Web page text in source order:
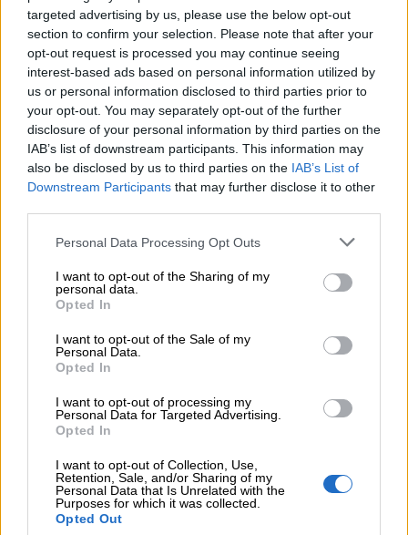
targeted advertising by us, please use the below opt-out
section to confirm your selection. Please note that after your
opt-out request is processed you may continue seeing
interest-based ads based on personal information utilized by
us or personal information disclosed to third parties prior to
your opt-out. You may separately opt-out of the further
disclosure of your personal information by third parties on the
IAB’s list of downstream participants. This information may
also be disclosed by us to third parties on the IAB’s List of
Downstream Participants that may further disclose it to other
Personal Data Processing Opt Outs
I want to opt-out of the Sharing of my
personal data.
Opted In
I want to opt-out of the Sale of my
Personal Data.
Opted In
I want to opt-out of processing my
Personal Data for Targeted Advertising.
Opted In
I want to opt-out of Collection, Use,
Retention, Sale, and/or Sharing of my
Personal Data that Is Unrelated with the
Purposes for which it was collected.
Opted Out
05.08.2026 - 09:20
Καλοκαιρινό ταξίδι: Οι 8 συμβουλές που αξίζει να δώσει κάθε
ασφαλιστής στους πελάτες του
05.08.2026 - 08:51
Το εκλογικό «καμπανάκι» της Goldman Sachs, η ισχυρή
πιστωτική επέκταση των ελληνικών τραπεζών, το «πάρτι»
στις αγορές, οι «κρυμμένες» αξίες της ΓΕΚ ΤΕΡΝΑ
ERGO Hellas: Μέτρα στήριξης για τους πληγέντες
ασφαλισμένους της από τις πυρκαγιές
04.08.2026 - 12:40
Τράπεζα Κύπρου: Ενισχυμένες κατά 31% οι ασφαλιστικές
υπηρεσίες - Κέρδη €252 εκατ. (+7%) και ROTE 18.8% στο
04.08.2026 - 11:49
Ινστιτούτο ΟΦΘΑΛΜΟΣ
04.08.2026 - 11:46
10 βασικές συμβουλές για προστασία μετά από πυρκαγιά